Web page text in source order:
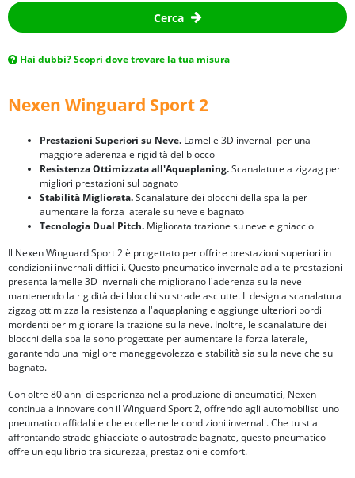
Cerca
Hai dubbi? Scopri dove trovare la tua misura
Nexen Winguard Sport 2
Prestazioni Superiori su Neve. Lamelle 3D invernali per una
maggiore aderenza e rigidità del blocco
Resistenza Ottimizzata all'Aquaplaning.Scanalature a zigzag per
migliori prestazioni sul bagnato
Stabilità Migliorata.Scanalature dei blocchi della spalla per
aumentare la forza laterale su neve e bagnato
Tecnologia Dual Pitch. Migliorata trazione su neve e ghiaccio
Il Nexen Winguard Sport 2 è progettato per offrire prestazioni superiori in
condizioni invernali difficili. Questo pneumatico invernale ad alte prestazioni
presenta lamelle 3D invernali che migliorano l'aderenza sulla neve
mantenendo la rigidità dei blocchi su strade asciutte. Il design a scanalatura
zigzag ottimizza la resistenza all'aquaplaning e aggiunge ulteriori bordi
mordenti per migliorare la trazione sulla neve. Inoltre, le scanalature dei
blocchi della spalla sono progettate per aumentare la forza laterale,
garantendo una migliore maneggevolezza e stabilità sia sulla neve che sul
bagnato.
Con oltre 80 anni di esperienza nella produzione di pneumatici, Nexen
continua a innovare con il Winguard Sport 2, offrendo agli automobilisti uno
pneumatico affidabile che eccelle nelle condizioni invernali. Che tu stia
affrontando strade ghiacciate o autostrade bagnate, questo pneumatico
offre un equilibrio tra sicurezza, prestazioni e comfort.